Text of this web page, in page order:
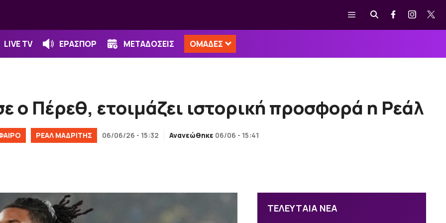
Μενού
LIVE TV ΕΡΑΣΠΟΡ ΜΕΤΑΔΟΣΕΙΣ ΟΜΑΔΕΣ
ο Πέρεθ, ετοιμάζει ιστορική προσφορά η Ρεάλ
ΡΕΑΛ ΜΑΔΡΙΤΗΣ 06/06/26 - 15:32 Ανανεώθηκε 06/06 - 15:41
ΤΕΛΕΥΤΑΙΑ ΝΕΑ